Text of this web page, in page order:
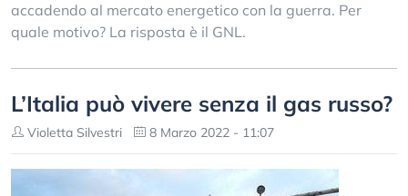
accadendo al mercato energetico con la guerra. Per
quale motivo? La risposta è il GNL.
L’Italia può vivere senza il gas russo?
Violetta Silvestri 8 Marzo 2022 - 11:07